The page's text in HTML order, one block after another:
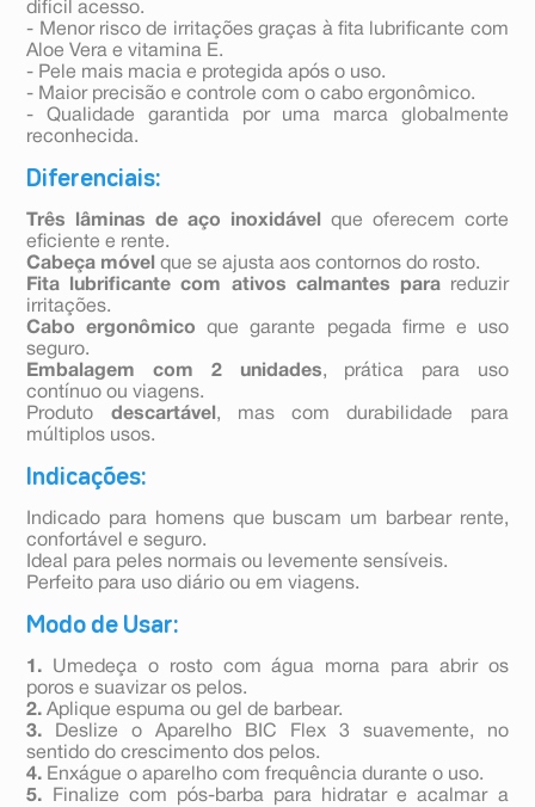
difícil acesso.
- Menor risco de irritações graças à fita lubrificante com
Aloe Vera e vitamina E.
- Pele mais macia e protegida após o uso.
- Maior precisão e controle com o cabo ergonômico.
- Qualidade garantida por uma marca globalmente
reconhecida.
Diferenciais:
Três lâminas de aço inoxidável
que oferecem corte
eficiente e rente.
Cabeça móvel que se ajusta aos contornos do rosto.
Fita lubrificante com ativos calmantes
parareduzir
irritações.
Cabo ergonômico
que garante pegada firme e uso
seguro.
Embalagem com 2 unidades, prática para uso
contínuo ou viagens.
Produto descartável , mas com durabilidade para
múltiplos usos.
Indicações:
Indicado para homens que buscam um barbear rente,
confortável e seguro.
Ideal para peles normais ou levemente sensíveis.
Perfeito para uso diário ou em viagens.
Modo de Usar:
1. Umedeça o rosto com água morna para abrir os
poros e suavizar os pelos.
2. Aplique espuma ou gel de barbear.
3. Deslize o Aparelho BIC Flex 3 suavemente, no
sentido do crescimento dos pelos.
4. Enxágue o aparelho com frequência durante o uso.
5. Finalize com pós-barba para hidratar e acalmar a